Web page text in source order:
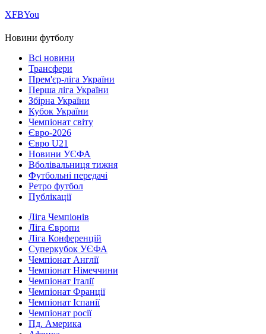
ХFBYou
Новини футболу
Всі новини
Трансфери
Прем'єр-ліга України
Перша ліга України
Збірна України
Кубок України
Чемпіонат світу
Євро-2026
Євро U21
Новини УЄФА
Вболівальниця тижня
Футбольні передачі
Ретро футбол
Публікації
Ліга Чемпіонів
Ліга Європи
Ліга Конференцій
Суперкубок УЄФА
Чемпіонат Англії
Чемпіонат Німеччини
Чемпіонат Італії
Чемпіонат Франції
Чемпіонат Іспанії
Чемпіонат росії
Пд. Америка